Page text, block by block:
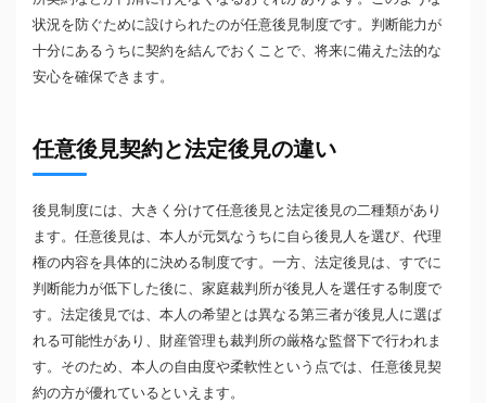
状況を防ぐために設けられたのが任意後見制度です。判断能力が
十分にあるうちに契約を結んでおくことで、将来に備えた法的な
安心を確保できます。
任意後見契約と法定後見の違い
後見制度には、大きく分けて任意後見と法定後見の二種類があり
ます。任意後見は、本人が元気なうちに自ら後見人を選び、代理
権の内容を具体的に決める制度です。一方、法定後見は、すでに
判断能力が低下した後に、家庭裁判所が後見人を選任する制度で
す。法定後見では、本人の希望とは異なる第三者が後見人に選ば
れる可能性があり、財産管理も裁判所の厳格な監督下で行われま
す。そのため、本人の自由度や柔軟性という点では、任意後見契
約の方が優れているといえます。